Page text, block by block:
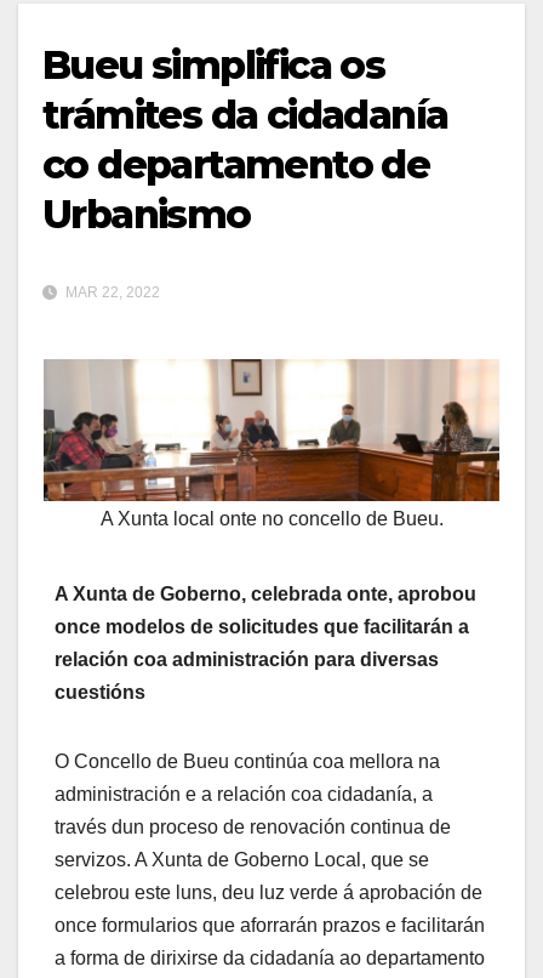
Bueu simplifica os
trámites da cidadanía
co departamento de
Urbanismo
MAR 22, 2022
A Xunta local onte no concello de Bueu.
A Xunta de Goberno, celebrada onte, aprobou
once modelos de solicitudes que facilitarán a
relación coa administración para diversas
cuestións
O Concello de Bueu continúa coa mellora na
administración e a relación coa cidadanía, a
través dun proceso de renovación continua de
servizos. A Xunta de Goberno Local, que se
celebrou este luns, deu luz verde á aprobación de
once formularios que aforrarán prazos e facilitarán
a forma de dirixirse da cidadanía ao departamento